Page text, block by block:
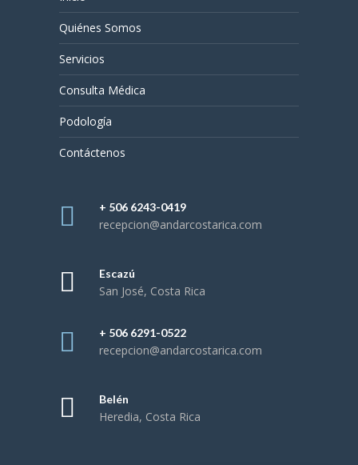
Quiénes Somos
Servicios
Consulta Médica
Podología
Contáctenos
+ 506 6243-0419
recepcion@andarcostarica.com
Escazú
San José, Costa Rica
+ 506 6291-0522
recepcion@andarcostarica.com
Belén
Heredia, Costa Rica